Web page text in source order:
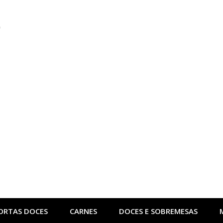
DOCES CARNES DOCES E SOBREMESAS